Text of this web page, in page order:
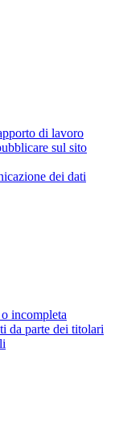
di lavoro
sul sito
dei dati
incompleta
da parte dei titolari